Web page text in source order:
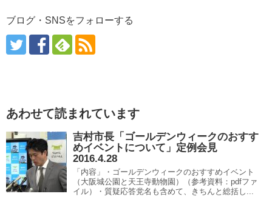
ブログ・SNSをフォローする
あわせて読まれています
吉村市長「ゴールデンウィークのおすす
めイベントについて」定例会見
2016.4.28
「内容」・ゴールデンウィークのおすすめイベント
（大阪城公園と天王寺動物園）（参考資料：pdfファ
イル）・質疑応答党名も含めて、きちんと総括し...